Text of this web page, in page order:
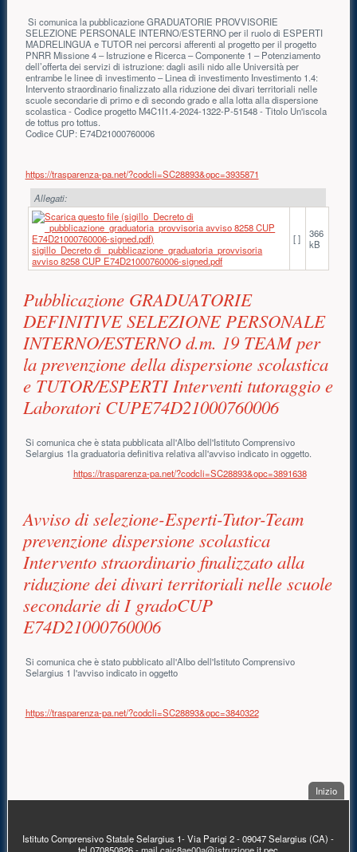
Si comunica la pubblicazione GRADUATORIE PROVVISORIE
SELEZIONE PERSONALE INTERNO/ESTERNO per il ruolo di ESPERTI
MADRELINGUA e TUTOR nei percorsi afferenti al progetto per il progetto
PNRR Missione 4 – Istruzione e Ricerca – Componente 1 – Potenziamento
dell’offerta dei servizi di istruzione: dagli asili nido alle Università per
entrambe le linee di investimento – Linea di investimento Investimento 1.4:
Intervento straordinario finalizzato alla riduzione dei divari territoriali nelle
scuole secondarie di primo e di secondo grado e alla lotta alla dispersione
scolastica - Codice progetto M4C1I1.4-2024-1322-P-51548 - Titolo Un'iscola
de tottus pro tottus.
Codice CUP: E74D21000760006
https://trasparenza-pa.net/?codcli=SC28893&opc=3935871
Allegati:
sigillo_Decreto di _pubblicazione_graduatoria_provvisoria
avviso 8258 CUP E74D21000760006-signed.pdf
[ ]
366
kB
Pubblicazione GRADUATORIE
DEFINITIVE SELEZIONE PERSONALE
INTERNO/ESTERNO d.m. 19 TEAM per
la prevenzione della dispersione scolastica
e TUTOR/ESPERTI Interventi tutoraggio e
Laboratori CUPE74D21000760006
Si comunica che è stata pubblicata all'Albo dell'Istituto Comprensivo
Selargius 1la graduatoria definitiva relativa all'avviso indicato in oggetto.
https://trasparenza-pa.net/?codcli=SC28893&opc=3891638
Avviso di selezione-Esperti-Tutor-Team
prevenzione dispersione scolastica
Intervento straordinario finalizzato alla
riduzione dei divari territoriali nelle scuole
secondarie di I gradoCUP
E74D21000760006
Si comunica che è stato pubblicato all'Albo dell'Istituto Comprensivo
Selargius 1 l'avviso indicato in oggetto
https://trasparenza-pa.net/?codcli=SC28893&opc=3840322
Inizio.
Istituto Comprensivo Statale Selargius 1- Via Parigi 2 - 09047 Selargius (CA) -